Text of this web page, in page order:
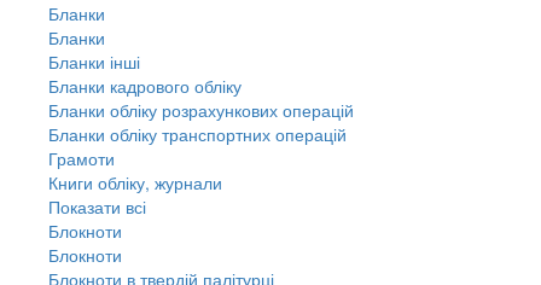
Бланки
Бланки
Бланки інші
Бланки кадрового обліку
Бланки обліку розрахункових операцій
Бланки обліку транспортних операцій
Грамоти
Книги обліку, журнали
Показати всі
Блокноти
Блокноти
Блокноти в твердій палітурці